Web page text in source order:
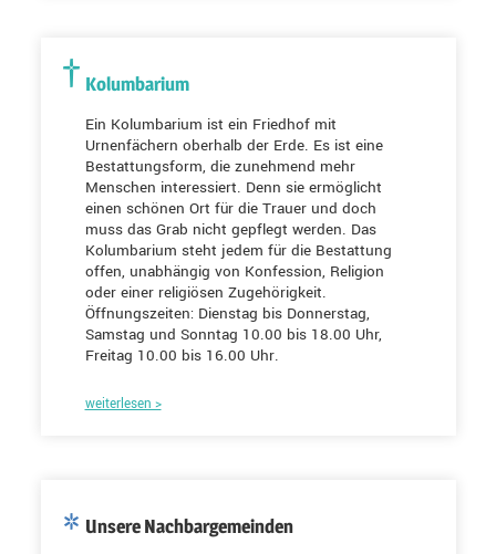
Kolumbarium
Ein Kolumbarium ist ein Friedhof mit
Urnenfächern oberhalb der Erde. Es ist eine
Bestattungsform, die zunehmend mehr
Menschen interessiert. Denn sie ermöglicht
einen schönen Ort für die Trauer und doch
muss das Grab nicht gepflegt werden. Das
Kolumbarium steht jedem für die Bestattung
offen, unabhängig von Konfession, Religion
oder einer religiösen Zugehörigkeit.
Öffnungszeiten: Dienstag bis Donnerstag,
Samstag und Sonntag 10.00 bis 18.00 Uhr,
Freitag 10.00 bis 16.00 Uhr.
weiterlesen >
Unsere Nachbargemeinden